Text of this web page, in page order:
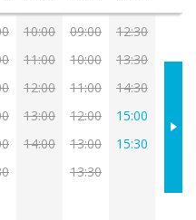
10:00
11:00
12:00
13:00
14:00
09:00
10:00
11:00
12:00
13:00
13:30
12:30
13:30
14:30
15:00
15:30